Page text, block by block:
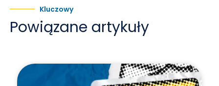
Kluczowy
Powiązane artykuły